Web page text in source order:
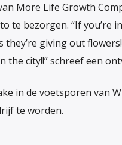
More Life Growth
te bezorgen. “If
they’re giving out
the city!!” schreef een
in de voetsporen van
te worden.